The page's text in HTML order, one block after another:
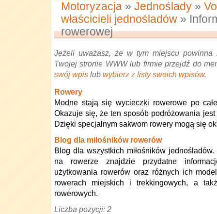
Motoryzacja » Jednoślady »
właścicieli jednośladów »
rowerowej
Jeżeli uważasz, że w tym miejscu powinna
Twojej stronie WWW lub firmie przejdź do
swój wpis lub wybierz z listy swoich wpisów.
Rowery
Modne stają się wycieczki rowerowe po
Okazuje się, że ten sposób podróżowania
Dzięki specjalnym sakwom rowery mogą się
Blog dla miłośników rowerów
Blog dla wszystkich miłośników
na rowerze znajdzie przydatne
użytkowania rowerów oraz różnych ich
rowerach miejskich i trekkingowych, a
rowerowych.
Liczba pozycji: 2